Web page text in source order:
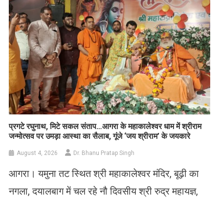
प्रगटे रघुनाथ, मिटे सकल संताप…आगरा के महाकालेश्वर धाम में श्रीराम
जन्मोत्सव पर उमड़ा आस्था का सैलाब, गूंजे ‘जय श्रीराम’ के जयकारे
August 4, 2026 Dr. Bhanu Pratap Singh
आगरा। यमुना तट स्थित श्री महाकालेश्वर मंदिर, बूढ़ी का
नगला, दयालबाग में चल रहे नौ दिवसीय श्री रुद्र महायज्ञ,